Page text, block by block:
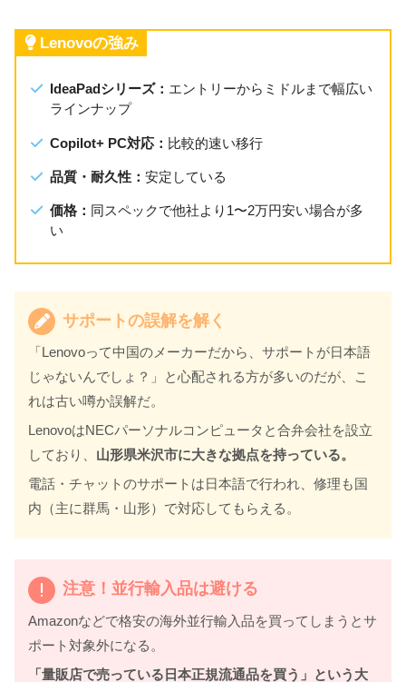
Lenovoの強み
IdeaPadシリーズ： エントリーからミドルまで幅広い
ラインナップ
Copilot+ PC対応： 比較的速い移行
品質・耐久性：安定している
価格： 同スペックで他社より1〜2万円安い場合が多
い
サポートの誤解を解く
「Lenovoって中国のメーカーだから、サポートが日本語
じゃないんでしょ？」と心配される方が多いのだが、こ
れは古い噂か誤解だ。
LenovoはNECパーソナルコンピュータと合弁会社を設立
しており、 山形県米沢市に大きな拠点を持っている。
電話・チャットのサポートは日本語で行われ、修理も国
内（主に群馬・山形）で対応してもらえる。
注意！並行輸入品は避ける
Amazonなどで格安の海外並行輸入品を買ってしまうとサ
ポート対象外になる。
「量販店で売っている日本正規流通品を買う」という大